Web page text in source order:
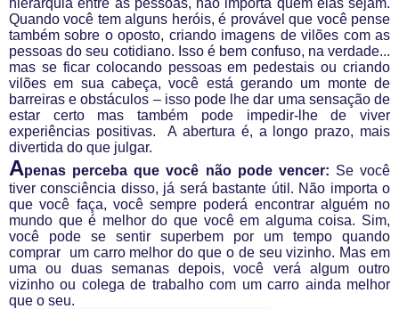
Quando você tem alguns heróis, é provável que você pense
também sobre o oposto, criando imagens de vilões com as
pessoas do seu cotidiano. Isso é bem confuso, na verdade...
mas se ficar colocando pessoas em pedestais ou criando
vilões em sua cabeça, você está gerando um monte de
barreiras e obstáculos – isso pode lhe dar uma sensação de
estar certo mas também pode impedir-lhe de viver
experiências positivas.
A abertura é, a longo prazo, mais
divertida do que julgar.
Apenas perceba que você não pode vencer: Se você
tiver consciência disso, já será bastante útil. Não importa o
que você faça, você sempre poderá encontrar alguém no
mundo que é melhor do que você em alguma coisa. Sim,
você pode se sentir superbem por um tempo quando
comprar
um carro melhor do que o de seu vizinho. Mas em
uma ou duas semanas depois, você verá algum outro
vizinho ou colega de trabalho com um carro ainda melhor
que o seu.